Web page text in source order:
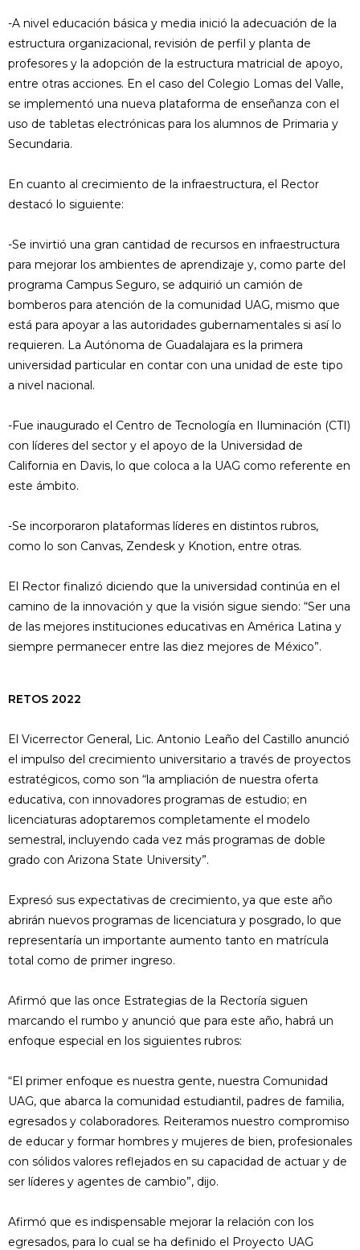
-A nivel educación básica y media inició la adecuación de la
estructura organizacional, revisión de perfil y planta de
profesores y la adopción de la estructura matricial de apoyo,
entre otras acciones. En el caso del Colegio Lomas del Valle,
se implementó una nueva plataforma de enseñanza con el
uso de tabletas electrónicas para los alumnos de Primaria y
Secundaria.
En cuanto al crecimiento de la infraestructura, el Rector
destacó lo siguiente:
-Se invirtió una gran cantidad de recursos en infraestructura
para mejorar los ambientes de aprendizaje y, como parte del
programa Campus Seguro, se adquirió un camión de
bomberos para atención de la comunidad UAG, mismo que
está para apoyar a las autoridades gubernamentales si así lo
requieren. La Autónoma de Guadalajara es la primera
universidad particular en contar con una unidad de este tipo
a nivel nacional.
-Fue inaugurado el Centro de Tecnología en Iluminación (CTI)
con líderes del sector y el apoyo de la Universidad de
California en Davis, lo que coloca a la UAG como referente en
este ámbito.
-Se incorporaron plataformas líderes en distintos rubros,
como lo son Canvas, Zendesk y Knotion, entre otras.
El Rector finalizó diciendo que la universidad continúa en el
camino de la innovación y que la visión sigue siendo: “Ser una
de las mejores instituciones educativas en América Latina y
siempre permanecer entre las diez mejores de México”.
RETOS 2022
El Vicerrector General, Lic. Antonio Leaño del Castillo anunció
el impulso del crecimiento universitario a través de proyectos
estratégicos, como son “la ampliación de nuestra oferta
educativa, con innovadores programas de estudio; en
licenciaturas adoptaremos completamente el modelo
semestral, incluyendo cada vez más programas de doble
grado con Arizona State University”.
Expresó sus expectativas de crecimiento, ya que este año
abrirán nuevos programas de licenciatura y posgrado, lo que
representaría un importante aumento tanto en matrícula
total como de primer ingreso.
Afirmó que las once Estrategias de la Rectoría siguen
marcando el rumbo y anunció que para este año, habrá un
enfoque especial en los siguientes rubros:
“El primer enfoque es nuestra gente, nuestra Comunidad
UAG, que abarca la comunidad estudiantil, padres de familia,
egresados y colaboradores. Reiteramos nuestro compromiso
de educar y formar hombres y mujeres de bien, profesionales
con sólidos valores reflejados en su capacidad de actuar y de
ser líderes y agentes de cambio”, dijo.
Afirmó que es indispensable mejorar la relación con los
egresados, para lo cual se ha definido el Proyecto UAG